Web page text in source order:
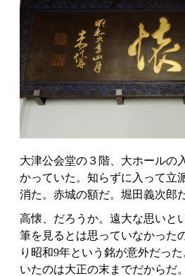
大津公会堂の３階、大ホールの
かっていた。知らずに入って立
消た。赤城の額だ。堀田義次郎だ
高懐、だろうか。遠大な思いと
筆を見るとは思っていなかった
り昭和9年という銘が意外だっ
いたのは大正の末までだからだ。